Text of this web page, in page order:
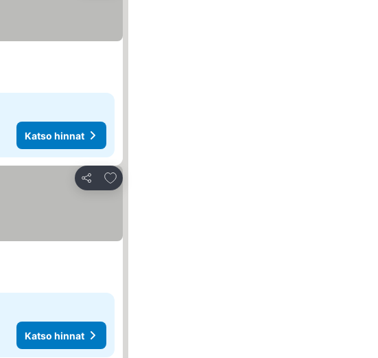
Katso hinnat
Jaa
Lisää suosikkeihin
Katso hinnat